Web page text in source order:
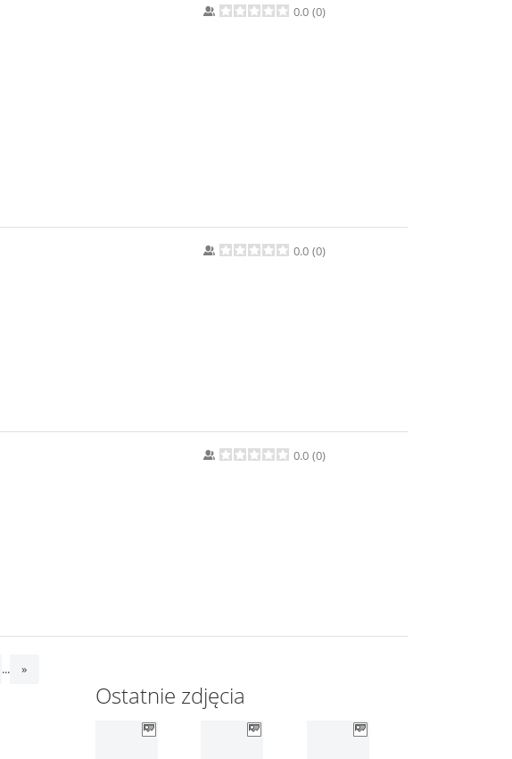
0.0 (0)
0.0 (0)
0.0 (0)
... »
Ostatnie zdjęcia